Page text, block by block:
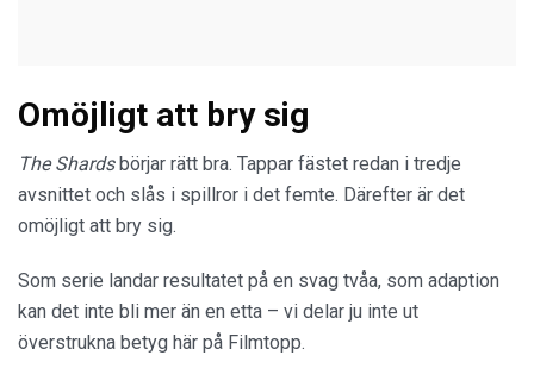
Omöjligt att bry sig
The Shards börjar rätt bra. Tappar fästet redan i tredje
avsnittet och slås i spillror i det femte. Därefter är det
omöjligt att bry sig.
Som serie landar resultatet på en svag tvåa, som adaption
kan det inte bli mer än en etta – vi delar ju inte ut
överstrukna betyg här på Filmtopp.